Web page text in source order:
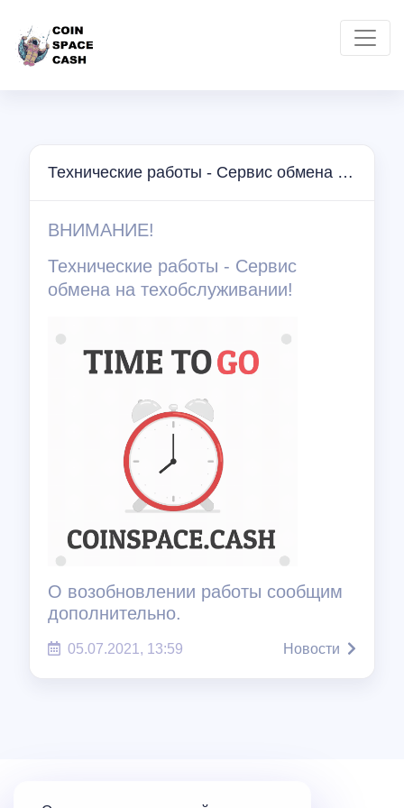
Технические работы - Сервис обмена на техобслуживании!
ВНИМАНИЕ!
Технические работы - Сервис
обмена на техобслуживании!
О возобновлении работы сообщим
дополнительно.
05.07.2021, 13:59 Новости